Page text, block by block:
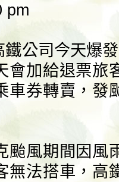
pm
鐵公司今天爆
會加給退票旅
車券轉賣，發
颱風期間因風
無法搭車，高